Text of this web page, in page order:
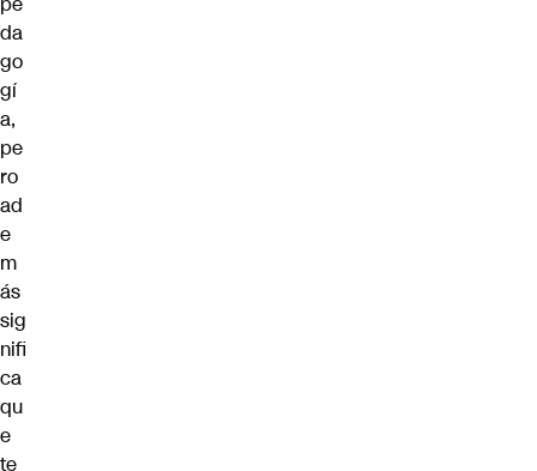
da
go
gí
a,
pe
ro
ad
e
m
ás
sig
nifi
ca
qu
e
te